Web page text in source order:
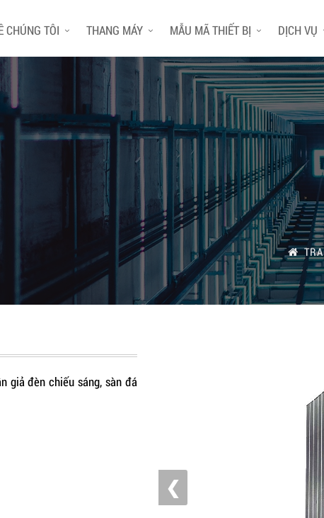
CHÚNG TÔI THANG MÁY MẪU MÃ THIẾT BỊ DỊCH VỤ
giả đèn chiếu sáng, sàn đá
❮